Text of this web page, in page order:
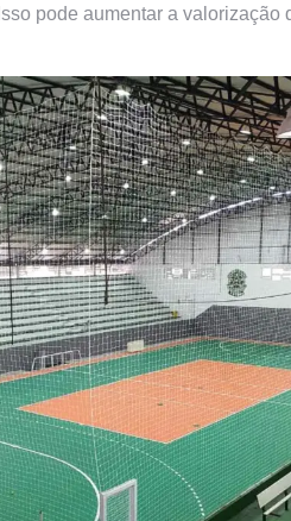
pode aumentar a